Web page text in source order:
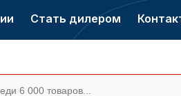
Стать дилером